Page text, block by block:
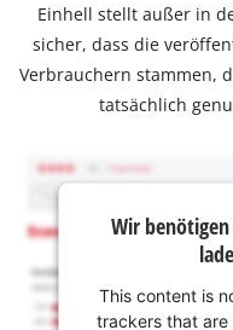
Einhell stellt außer in
sicher, dass die
Verbrauchern stammen,
tatsächlich
Wir
This content is
trackers that are